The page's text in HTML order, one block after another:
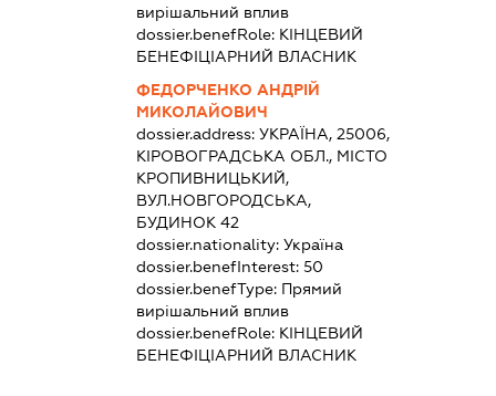
вирішальний вплив
dossier.benefRole: КІНЦЕВИЙ
БЕНЕФІЦІАРНИЙ ВЛАСНИК
ФЕДОРЧЕНКО АНДРІЙ
МИКОЛАЙОВИЧ
dossier.address:УКРАЇНА, 25006,
КІРОВОГРАДСЬКА ОБЛ., МІСТО
КРОПИВНИЦЬКИЙ,
ВУЛ.НОВГОРОДСЬКА,
БУДИНОК 42
dossier.nationality:Україна
dossier.benefInterest:50
dossier.benefType: Прямий
вирішальний вплив
dossier.benefRole: КІНЦЕВИЙ
БЕНЕФІЦІАРНИЙ ВЛАСНИК